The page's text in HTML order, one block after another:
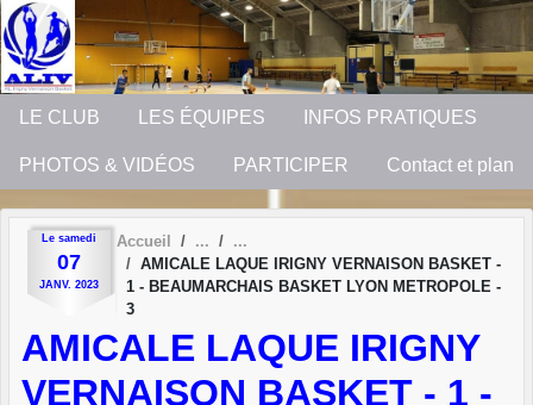
LE CLUB LES ÉQUIPES INFOS PRATIQUES
PHOTOS & VIDÉOS PARTICIPER Contact et plan
Le samedi
07
JANV. 2023
Accueil
AMICALE LAQUE IRIGNY VERNAISON BASKET -
1 - BEAUMARCHAIS BASKET LYON METROPOLE -
3
AMICALE LAQUE IRIGNY
VERNAISON BASKET - 1 -
Panneau de gestion des cookies